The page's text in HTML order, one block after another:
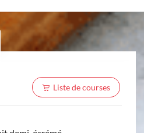
Liste de courses